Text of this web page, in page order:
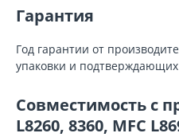
Гарантия
Год гарантии от
упаковки и подтверждающих
Совместимость с
L8260, 8360, MFC